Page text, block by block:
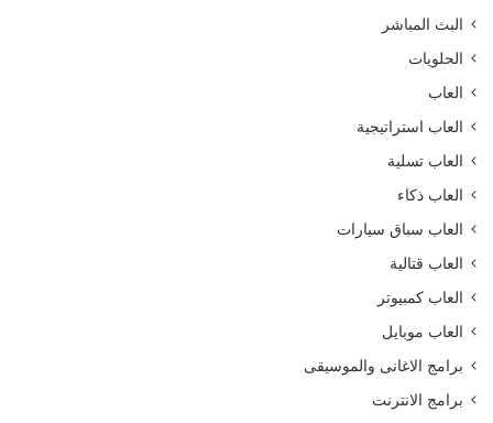
البث المباشر
الحلويات
العاب
العاب استراتيجية
العاب تسلية
العاب ذكاء
العاب سباق سيارات
العاب قتالية
العاب كمبيوتر
العاب موبايل
برامج الاغانى والموسيقى
برامج الانترنت